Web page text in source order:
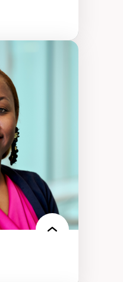
médiatiques
des auditoires
numériques à
et l’IA
qualitative sur
de recherche
Arendt
numérique